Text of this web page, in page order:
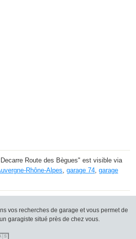
Route des Bègues" est visible via
Rhône-Alpes garage 74 garage
vos recherches de garage et vous permet de
garagiste situé près de chez vous.